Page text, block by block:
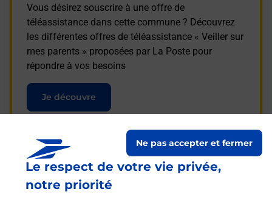
Le respect de votre vie privée,
notre priorité
Ne pas accepter et fermer
Vous désirez souscrire à une offre de
téléassistance dans cette commune ? Découvrez
les différentes offres de téléassistance « Veiller sur
mes parents » proposées par La Poste pour
répondre à vos besoins
Je découvre
Questions fréquemment
posées